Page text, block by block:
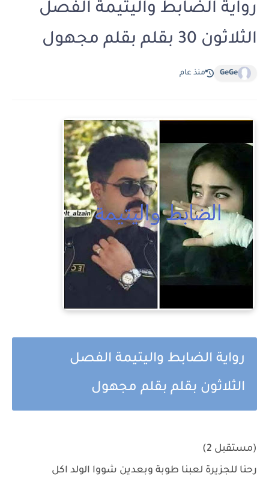
رواية الضابط واليتيمة الفصل
الثلاثون 30 بقلم بقلم مجهول
GeGe منذ عام
رواية الضابط واليتيمة الفصل
الثلاثون بقلم بقلم مجهول
(مستقبل 2)
رحنا للجزيرة لعبنا طوبة وبعدين شووا الولد اكل